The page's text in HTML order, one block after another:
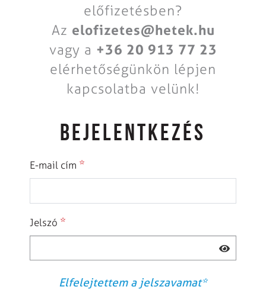
előfizetésben?
Az elofizetes@hetek.hu
vagy a +36 20 913 77 23
elérhetőségünkön lépjen
kapcsolatba velünk!
BEJELENTKEZÉS
E-mail cím *
Jelszó *
Elfelejtettem a jelszavamat*